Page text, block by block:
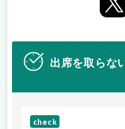
出席を取らな
check